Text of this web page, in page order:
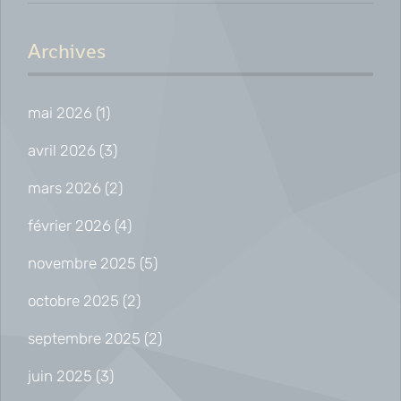
Archives
mai 2026 (1)
avril 2026 (3)
mars 2026 (2)
février 2026 (4)
novembre 2025 (5)
octobre 2025 (2)
septembre 2025 (2)
juin 2025 (3)